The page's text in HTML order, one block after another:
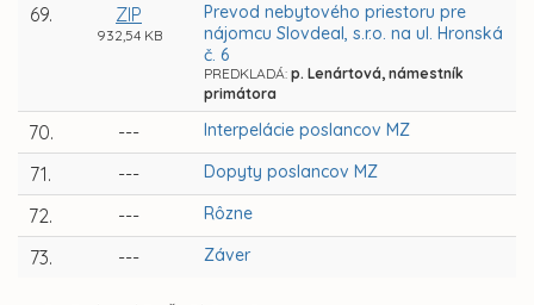
69. ZIP
932,54 KB
Prevod nebytového priestoru pre
nájomcu Slovdeal, s.r.o. na ul. Hronská
č. 6
PREDKLADÁ: p. Lenártová, námestník
primátora
70. --- Interpelácie poslancov MZ
71. --- Dopyty poslancov MZ
72. --- Rôzne
73. --- Záver